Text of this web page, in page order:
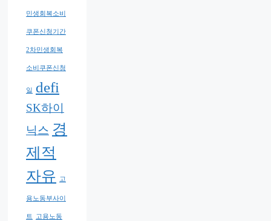
민생회복소비
쿠폰신청기간
2차민생회복
소비쿠폰신청
일 defi
SK하이
닉스 경
제적
자유
고
용노동부사이
트 고용노동